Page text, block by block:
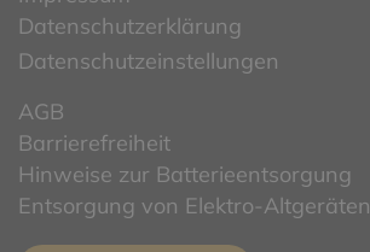
Datenschutzerklärung
Datenschutzeinstellungen
AGB
Barrierefreiheit
Hinweise zur Batterieentsorgung
Entsorgung von Elektro-Altgeräten